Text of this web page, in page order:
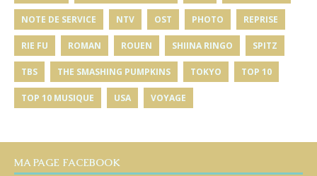
NOTE DE SERVICE NTV OST PHOTO REPRISE
RIE FU ROMAN ROUEN SHIINA RINGO SPITZ
TBS THE SMASHING PUMPKINS TOKYO TOP 10
TOP 10 MUSIQUE USA VOYAGE
MA PAGE FACEBOOK